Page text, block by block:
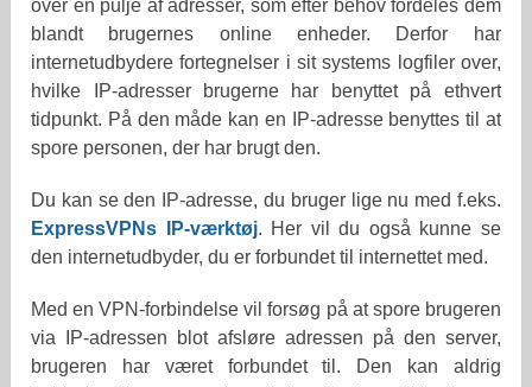
over en pulje af adresser, som efter behov fordeles dem
blandt brugernes online enheder. Derfor har
internetudbydere fortegnelser i sit systems logfiler over,
hvilke IP-adresser brugerne har benyttet på ethvert
tidpunkt. På den måde kan en IP-adresse benyttes til at
spore personen, der har brugt den.
Du kan se den IP-adresse, du bruger lige nu med f.eks.
ExpressVPNs IP-værktøj. Her vil du også kunne se
den internetudbyder, du er forbundet til internettet med.
Med en VPN-forbindelse vil forsøg på at spore brugeren
via IP-adressen blot afsløre adressen på den server,
brugeren har været forbundet til. Den kan aldrig